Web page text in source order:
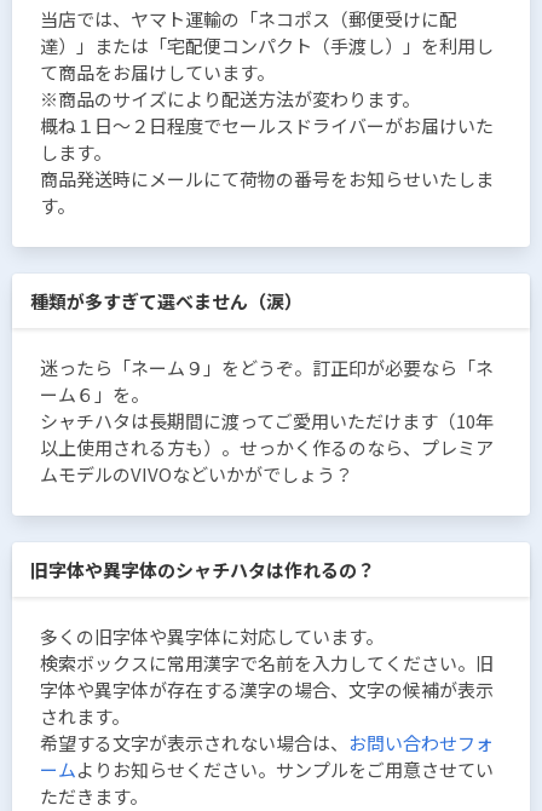
当店では、ヤマト運輸の「ネコポス（郵便受けに配
達）」または「宅配便コンパクト（手渡し）」を利用し
て商品をお届けしています。
※商品のサイズにより配送方法が変わります。
概ね１日〜２日程度でセールスドライバーがお届けいた
します。
商品発送時にメールにて荷物の番号をお知らせいたしま
す。
種類が多すぎて選べません（涙）
迷ったら「ネーム９」をどうぞ。訂正印が必要なら「ネ
ーム６」を。
シャチハタは長期間に渡ってご愛用いただけます（10年
以上使用される方も）。せっかく作るのなら、プレミア
ムモデルのVIVOなどいかがでしょう？
旧字体や異字体のシャチハタは作れるの？
多くの旧字体や異字体に対応しています。
検索ボックスに常用漢字で名前を入力してください。旧
字体や異字体が存在する漢字の場合、文字の候補が表示
されます。
希望する文字が表示されない場合は、 お問い合わせフォ
ームよりお知らせください。サンプルをご用意させてい
ただきます。